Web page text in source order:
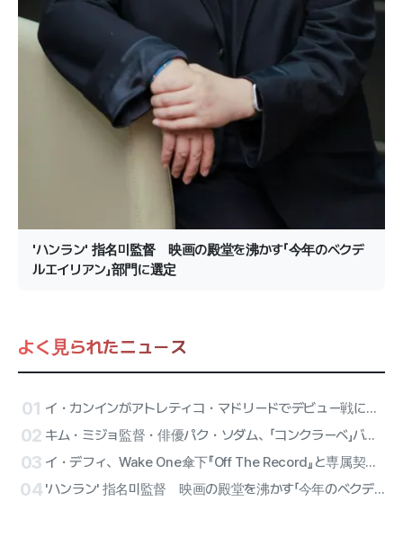
'ハンラン' 指名미監督 映画の殿堂を沸かす「今年のベクデ
ルエイリアン」部門に選定
よく見られたニュース
01 イ・カンインがアトレティコ・マドリードでデビュー戦に出陣！ATEEZのサンが始球式、リセーヌのハーフタイム公演が確定
02 キム・ミジョ監督・俳優パク・ソダム、「コンクラーベ」バリアフリーバージョンに合流
03 イ・デフィ、Wake One傘下『Off The Record』と専属契約確定…オールラウンダー・アーティストのソロ第2幕
04 'ハンラン' 指名미監督 映画の殿堂を沸かす「今年のベクデルエイリアン」部門に選定